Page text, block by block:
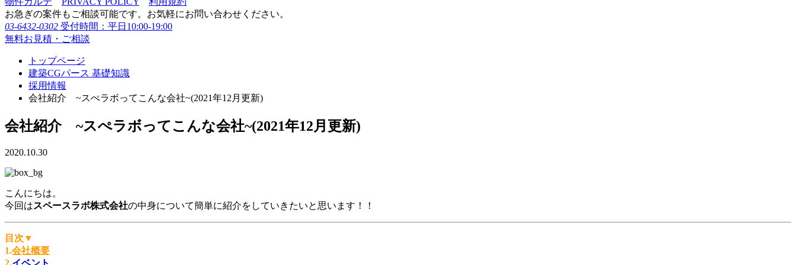
お急ぎの案件もご相談可能です。お気軽にお問い合わせください。
03-6432-0302 受付時間：平日10:00-19:00
無料お見積・ご相談
トップページ
建築CGパース 基礎知識
採用情報
会社紹介 ~スぺラボってこんな会社~(2021年12月更新)
会社紹介 ~スぺラボってこんな会社~(2021年12月更新)
2020.10.30
こんにちは。
今回はスペースラボ株式会社の中身について簡単に紹介をしていきたいと思います！！
目次▼
1.会社概要
2.イベント